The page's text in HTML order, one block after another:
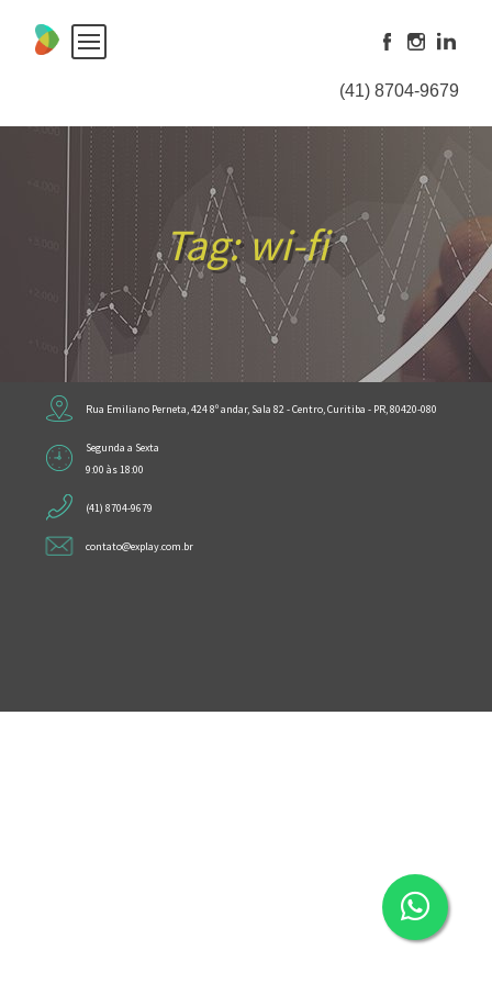
content
(41) 8704-9679
Tag:wi-fi
Rua Emiliano Perneta, 424 8º andar, Sala 82 - Centro, Curitiba - PR, 80420-080
Segunda a Sexta
9:00 às 18:00
(41) 8704-9679
contato@explay.com.br